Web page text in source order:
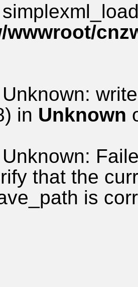
wwwroot/
in Unknown
that the
is